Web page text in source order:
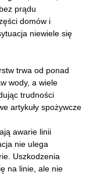
prądu
domów i
niewiele się
trwa od ponad
wody, a wiele
trudności
artykuły spożywcze
awarie linii
nie ulega
Uszkodzenia
na linie, ale nie